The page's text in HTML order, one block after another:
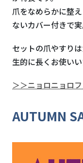
爪をなめらかに整
ないカバー付きで実
セットの爪やすり
生的に長くお使い
＞＞ニョロニョロ
AUTUMN